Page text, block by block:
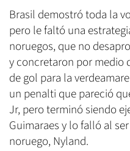
Brasil demostró toda la
pero le faltó una
noruegos, que no
y concretaron por medio
de gol para la
un penalti que pareció
Jr, pero terminó siendo
Guimaraes y lo falló al
noruego, Nyland.